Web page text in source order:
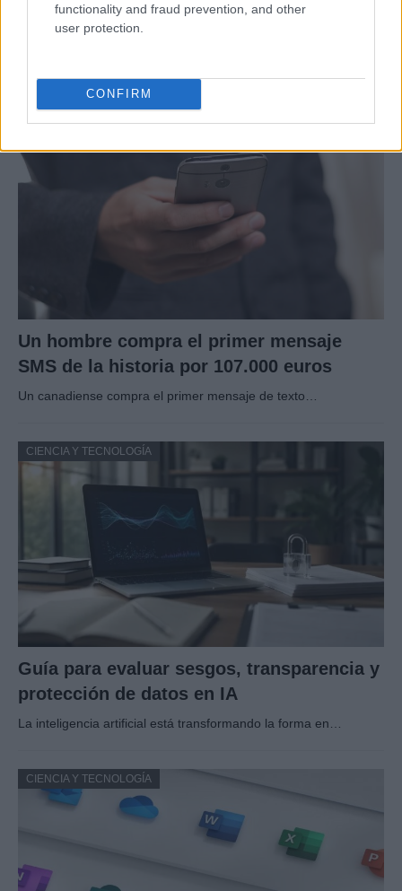
functionality and fraud prevention, and other
user protection.
CONFIRM
Cómo se estructuran los planes de I+D y
su impacto en la sociedad
CIENCIA Y TECNOLOGÍA
Un hombre compra el primer mensaje
SMS de la historia por 107.000 euros
Un canadiense compra el primer mensaje de texto…
CIENCIA Y TECNOLOGÍA
Guía para evaluar sesgos, transparencia y
protección de datos en IA
La inteligencia artificial está transformando la forma en…
CIENCIA Y TECNOLOGÍA